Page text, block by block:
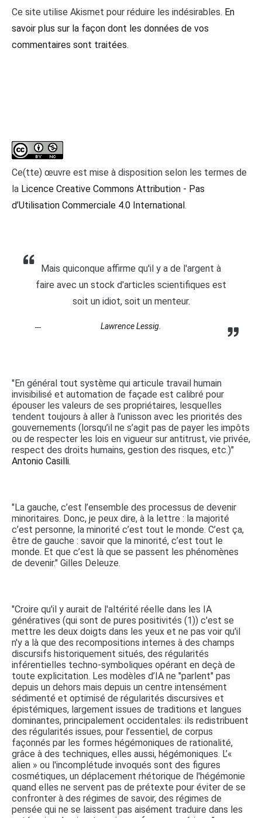
Ce site utilise Akismet pour réduire les indésirables. En
savoir plus sur la façon dont les données de vos
commentaires sont traitées.
Ce(tte) œuvre est mise à disposition selon les termes de
la Licence Creative Commons Attribution - Pas
d’Utilisation Commerciale 4.0 International .
Mais quiconque affirme qu'il y a de l'argent à
faire avec un stock d'articles scientifiques est
soit un idiot, soit un menteur.
Lawrence Lessig.
"En général tout système qui articule travail humain
invisibilisé et automation de façade est calibré pour
épouser les valeurs de ses propriétaires, lesquelles
tendent toujours à aller à l’unisson avec les priorités des
gouvernements (lorsqu’il ne s’agit pas de payer les impôts
ou de respecter les lois en vigueur sur antitrust, vie privée,
respect des droits humains, gestion des risques, etc.)"
Antonio Casilli.
"La gauche, c’est l’ensemble des processus de devenir
minoritaires. Donc, je peux dire, à la lettre : la majorité
c’est personne, la minorité c’est tout le monde. C’est ça,
être de gauche : savoir que la minorité, c’est tout le
monde. Et que c’est là que se passent les phénomènes
de devenir." Gilles Deleuze.
"Croire qu'il y aurait de l'altérité réelle dans les IA
génératives (qui sont de pures positivités (1)) c'est se
mettre les deux doigts dans les yeux et ne pas voir qu'il
n'y a là que des recompositions internes à des champs
discursifs historiquement situés, des régularités
inférentielles techno-symboliques opérant en deçà de
toute explicitation. Les modèles d’IA ne "parlent" pas
depuis un dehors mais depuis un centre intensément
sédimenté et optimisé de régularités discursives et
épistémiques, largement issues de traditions et langues
dominantes, principalement occidentales: ils redistribuent
des régularités issues, pour l’essentiel, de corpus
façonnés par les formes hégémoniques de rationalité,
grâce à des techniques, elles aussi, hégémoniques. L’«
alien » ou l'incomplétude invoqués sont des figures
cosmétiques, un déplacement rhétorique de l'hégémonie
quand elles ne servent pas de prétexte pour éviter de se
confronter à des régimes de savoir, des régimes de
pensée qui ne se laissent pas aisément traduire dans les